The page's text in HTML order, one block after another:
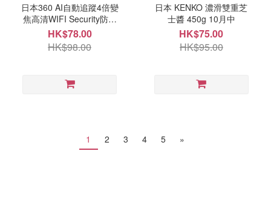
日本360 AI自動追蹤4倍變
焦高清WIFI Security防盜
攝錄五鏡鏡頭 10月頭
HK$78.00
HK$98.00
日本 KENKO 濃滑雙重芝
士醬 450g 10月中
HK$75.00
HK$95.00
1 2 3 4 5 »